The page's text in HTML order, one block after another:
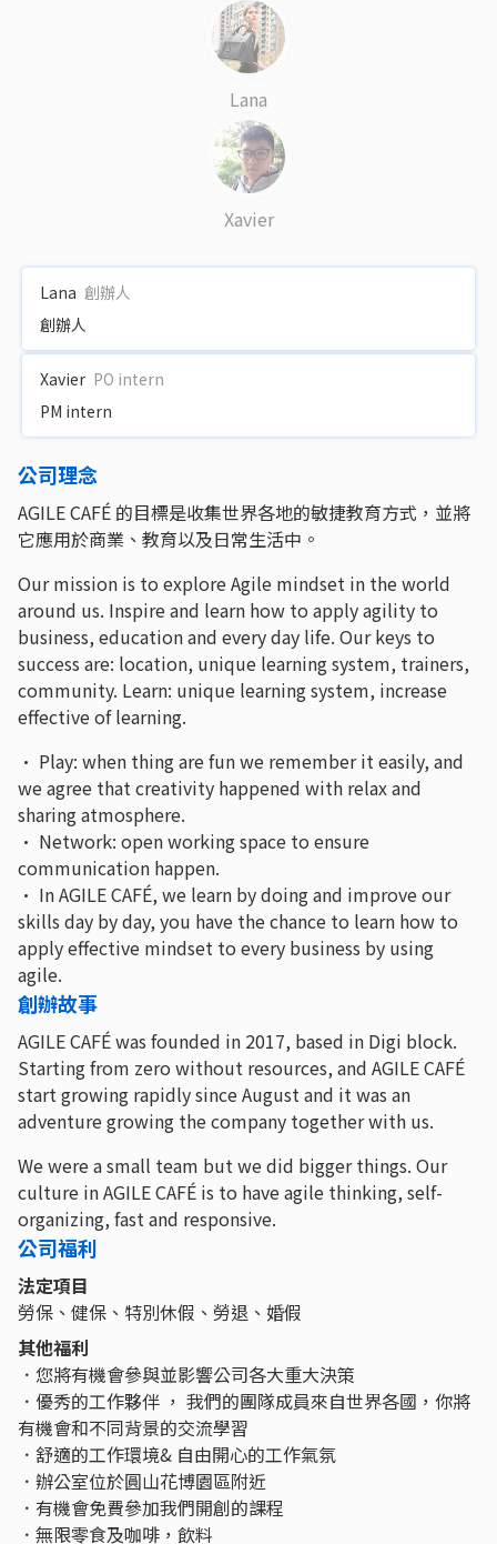
Lana
Xavier
Lana 創辦人
創辦人
Xavier PO intern
PM intern
公司理念
AGILE CAFÉ 的目標是收集世界各地的敏捷教育方式，並將
它應用於商業、教育以及日常生活中。
Our mission is to explore Agile mindset in the world
around us. Inspire and learn how to apply agility to
business, education and every day life. Our keys to
success are: location, unique learning system, trainers,
community. Learn: unique learning system, increase
effective of learning.
• Play: when thing are fun we remember it easily, and
we agree that creativity happened with relax and
sharing atmosphere.
• Network: open working space to ensure
communication happen.
• In AGILE CAFÉ, we learn by doing and improve our
skills day by day, you have the chance to learn how to
apply effective mindset to every business by using
agile.
創辦故事
AGILE CAFÉ was founded in 2017, based in Digi block.
Starting from zero without resources, and AGILE CAFÉ
start growing rapidly since August and it was an
adventure growing the company together with us.
We were a small team but we did bigger things. Our
culture in AGILE CAFÉ is to have agile thinking, self-
organizing, fast and responsive.
公司福利
法定項目
勞保、健保、特別休假、勞退、婚假
其他福利
．您將有機會參與並影響公司各大重大決策
．優秀的工作夥伴 ， 我們的團隊成員來自世界各國，你將
有機會和不同背景的交流學習
．舒適的工作環境& 自由開心的工作氣氛
．辦公室位於圓山花博園區附近
．有機會免費參加我們開創的課程
．無限零食及咖啡，飲料